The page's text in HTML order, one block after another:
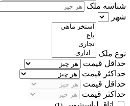
شناسه ملک
شهر
نوع ملک
حداقل قیمت
حداکثر قیمت
حداقل قیمت
حداکثر قیمت